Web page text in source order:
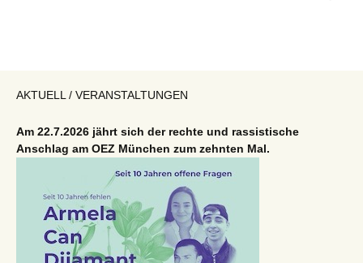
AKTUELL / VERANSTALTUNGEN
Am 22.7.2026 jährt sich der rechte und rassistische
Anschlag am OEZ München zum zehnten Mal.